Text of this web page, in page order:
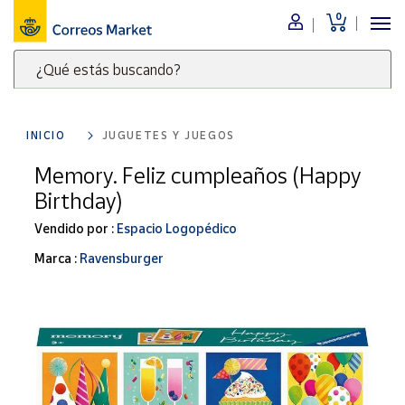
0
¿Qué estás buscando?
clave
para
buscar
productos
Correos
Menú
Nuestro
catálogo
Alimentación
Bebidas
Ocio y cultura
Juguetes y
Merchandising
y regalos
Tienda de
Correos
INICIO JUGUETES Y JUEGOS
Memory. Feliz cumpleaños (Happy
Birthday)
Vendido por : Espacio Logopédico
Marca : Ravensburger